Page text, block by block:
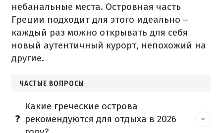
небанальные места. Островная часть
Греции подходит для этого идеально –
каждый раз можно открывать для себя
новый аутентичный курорт, непохожий на
другие.
ЧАСТЫЕ ВОПРОСЫ
Какие греческие острова
рекомендуются для отдыха в 2026